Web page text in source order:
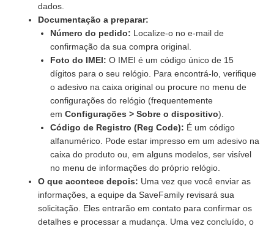
dados.
Documentação a preparar:
Número do pedido: Localize-o no e-mail de
confirmação da sua compra original.
Foto do IMEI: O IMEI é um código único de 15
dígitos para o seu relógio. Para encontrá-lo, verifique
o adesivo na caixa original ou procure no menu de
configurações do relógio (frequentemente
emConfigurações > Sobre o dispositivo).
Código de Registro (Reg Code): É um código
alfanumérico. Pode estar impresso em um adesivo na
caixa do produto ou, em alguns modelos, ser visível
no menu de informações do próprio relógio.
O que acontece depois: Uma vez que você enviar as
informações, a equipe da SaveFamily revisará sua
solicitação. Eles entrarão em contato para confirmar os
detalhes e processar a mudança. Uma vez concluído, o